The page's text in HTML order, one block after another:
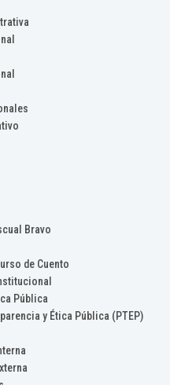
Bravo
de Cuento
Pública
y Ética Pública (PTEP)